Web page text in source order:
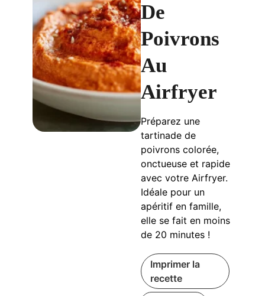
De
Poivrons
Au
Airfryer
Préparez une
tartinade de
poivrons colorée,
onctueuse et rapide
avec votre Airfryer.
Idéale pour un
apéritif en famille,
elle se fait en moins
de 20 minutes !
Imprimer la
recette